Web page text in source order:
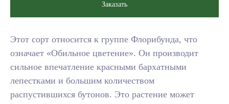
Заказать
Этот сорт относится к группе Флорибунда, что
означает «Обильное цветение». Он производит
сильное впечатление красными бархатными
лепестками и большим количеством
распустившихся бутонов. Это растение может